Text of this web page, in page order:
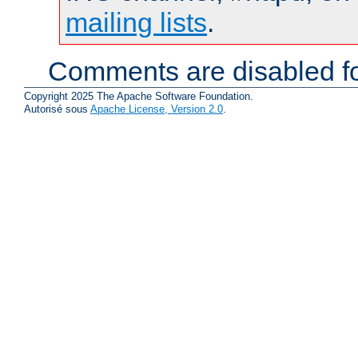
mailing lists.
Comments are disabled
Copyright 2025 The Apache Software Foundation.
Autorisé sous Apache License, Version 2.0.